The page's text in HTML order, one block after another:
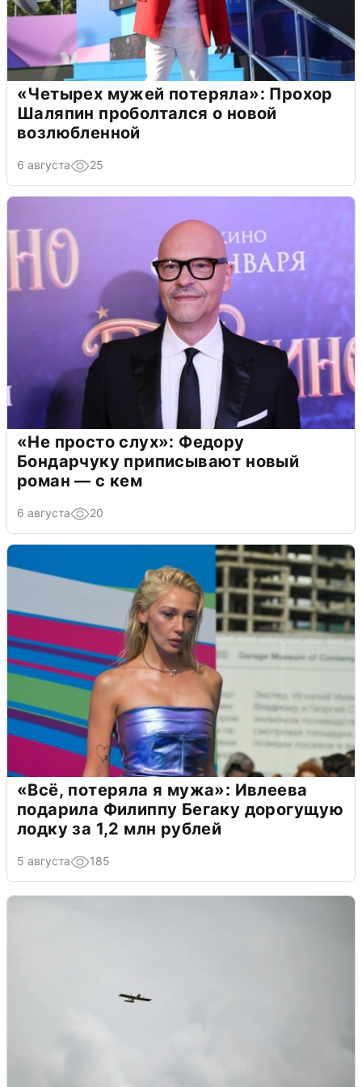
«Четырех мужей потеряла»: Прохор
Шаляпин проболтался о новой
возлюбленной
6 августа 25
«Не просто слух»: Федору
Бондарчуку приписывают новый
роман — с кем
6 августа 20
«Всё, потеряла я мужа»: Ивлеева
подарила Филиппу Бегаку дорогущую
лодку за 1,2 млн рублей
5 августа 185